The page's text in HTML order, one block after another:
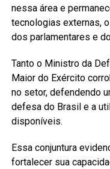
nessa área e
tecnologias externas,
dos parlamentares e
Tanto o Ministro da
Maior do Exército
no setor, defendendo
defesa do Brasil e a
disponíveis.
Essa conjuntura
fortalecer sua